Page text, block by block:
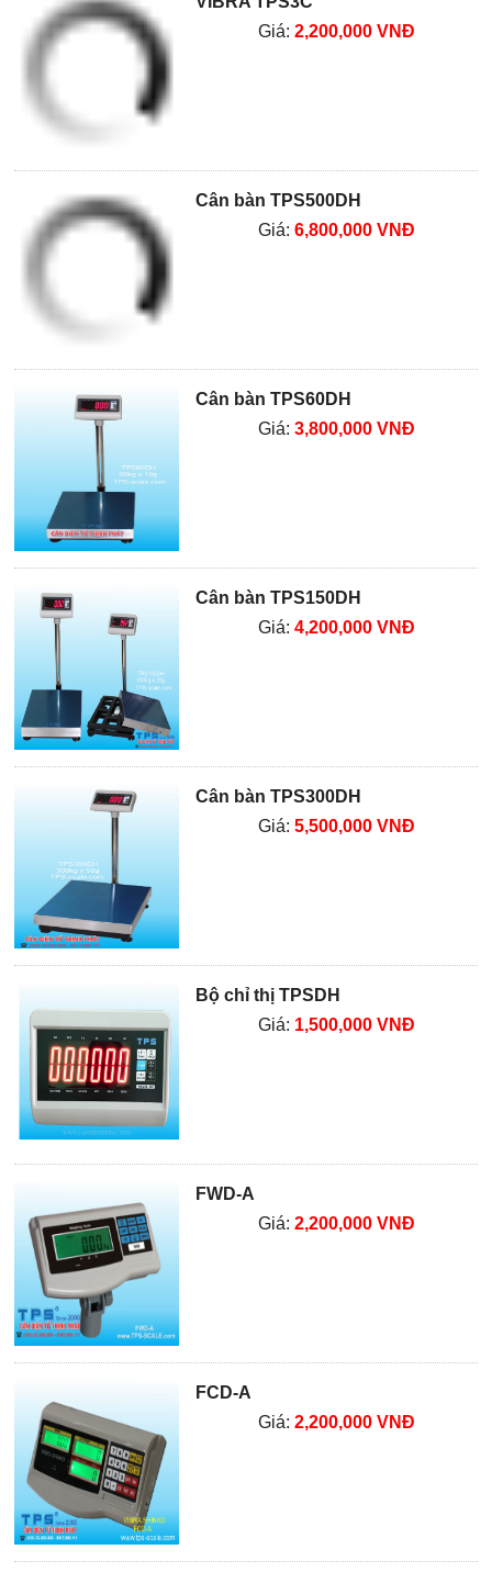
Giá: 2,200,000 VNĐ
Cân bàn TPS500DH
Giá: 6,800,000 VNĐ
Cân bàn TPS60DH
Giá: 3,800,000 VNĐ
Cân bàn TPS150DH
Giá: 4,200,000 VNĐ
Cân bàn TPS300DH
Giá: 5,500,000 VNĐ
Bộ chỉ thị TPSDH
Giá: 1,500,000 VNĐ
FWD-A
Giá: 2,200,000 VNĐ
FCD-A
Giá: 2,200,000 VNĐ